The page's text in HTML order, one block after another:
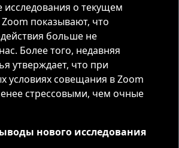
о текущем
показывают, что
больше не
Более того, недавняя
утверждает, что при
условиях совещания в Zoom
стрессовыми, чем очные
нового исследования